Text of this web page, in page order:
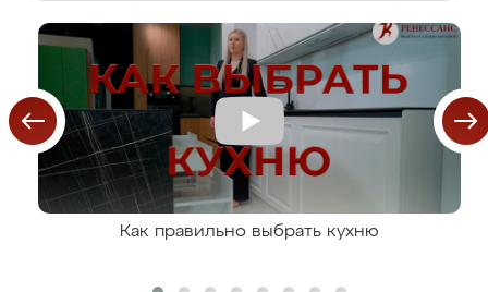
Как правильно выбрать кухню